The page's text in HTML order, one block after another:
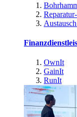
OwnIt
GainIt
RunIt